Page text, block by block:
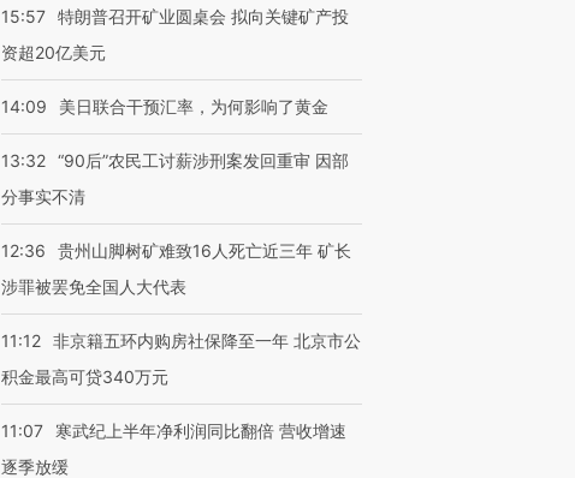
15:57 特朗普召开矿业圆桌会 拟向关键矿产投
资超20亿美元
14:09 美日联合干预汇率，为何影响了黄金
13:32 “90后”农民工讨薪涉刑案发回重审 因部
分事实不清
12:36
贵州山脚树矿难致16人死亡近三年 矿长
涉罪被罢免全国人大代表
11:12 非京籍五环内购房社保降至一年 北京市公
积金最高可贷340万元
11:07
寒武纪上半年净利润同比翻倍 营收增速
逐季放缓